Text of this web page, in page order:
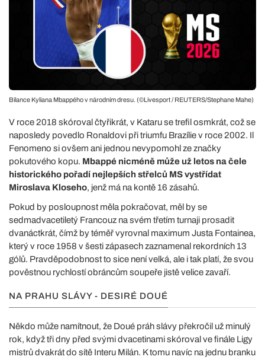
Bilance Kyliana Mbappého v národním dresu. (©Livesport / REUTERS/Stephane Mahe)
V roce 2018 skóroval čtyřikrát, v Kataru se trefil osmkrát, což se
naposledy povedlo Ronaldovi při triumfu Brazílie v roce 2002. Il
Fenomeno si ovšem ani jednou nevypomohl ze značky
pokutového kopu. Mbappé nicméně může už letos na čele
historického pořadí nejlepších střelců MS vystřídat
Miroslava Kloseho, jenž má na kontě 16 zásahů.
Pokud by posloupnost měla pokračovat, měl by se
sedmadvacetiletý Francouz na svém třetím turnaji prosadit
dvanáctkrát, čímž by téměř vyrovnal maximum Justa Fontainea,
který v roce 1958 v šesti zápasech zaznamenal rekordních 13
gólů. Pravděpodobnost to sice není velká, ale i tak platí, že svou
pověstnou rychlostí obráncům soupeře jistě velice zavaří.
NA PRAHU SLÁVY - DESIRÉ DOUÉ
Někdo může namítnout, že Doué práh slávy překročil už minulý
rok, když tři dny před svými dvacetinami skóroval ve finále Ligy
mistrů dvakrát do sítě Interu Milán. K tomu navíc na jednu branku